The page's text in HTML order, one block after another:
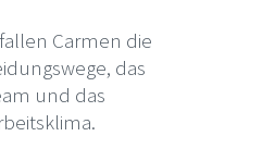
Carmen die
das
und das